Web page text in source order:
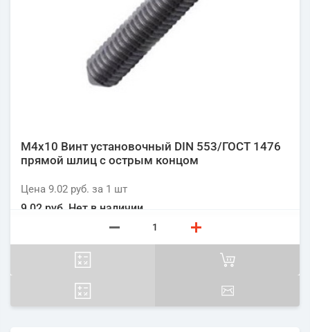
М4х10 Винт установочный DIN 553/ГОСТ 1476
прямой шлиц с острым концом
Цена 9.02 руб. за 1 шт
9.02 руб. Нет в наличии